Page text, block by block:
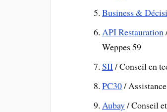
Business &
API Restauration
Weppes 59
SII/ Conseil en
PC30/
Aubay/ Conseil